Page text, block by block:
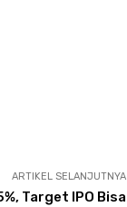
ARTIKEL SELANJUTNYA
Target IPO Bisa